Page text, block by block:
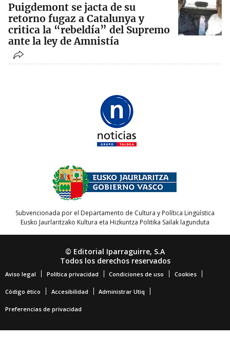
Puigdemont se jacta de su
retorno fugaz a Catalunya y
critica la “rebeldía” del Supremo
ante la ley de Amnistía
Subvencionada por el Departamento de Cultura y Política Lingüística
Eusko Jaurlaritzako Kultura eta Hizkuntza Politika Sailak lagunduta
© Editorial Iparraguirre, S.A
Todos los derechos reservados
Aviso legal Política privacidad Condiciones de uso Cookies
Código ético Accesibilidad Administrar Utiq
Preferencias de privacidad